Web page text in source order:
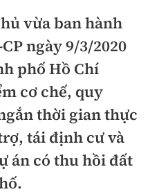
vừa ban hành
ngày 9/3/2020
phố Hồ Chí
cơ chế, quy
thời gian thực
tái định cư và
án có thu hồi đất